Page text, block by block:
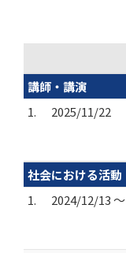
講師・講演
1.
2025/11/22
社会における活動
1.
2024/12/13 ～